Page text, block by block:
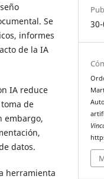
Se
informes
de la IA
IA reduce
de
embargo,
datos.
herramienta